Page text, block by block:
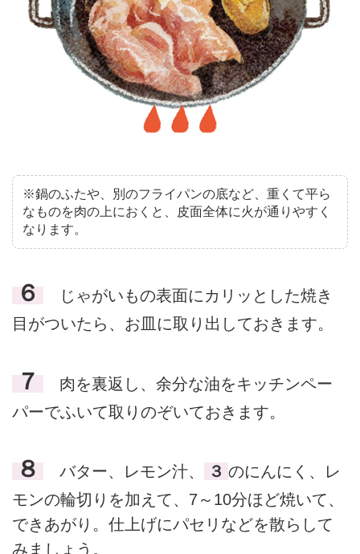
※鍋のふたや、別のフライパンの底など、重くて平ら
なものを肉の上におくと、皮面全体に火が通りやすく
なります。
６
じゃがいもの表面にカリッとした焼き
目がついたら、お皿に取り出しておきます。
７
肉を裏返し、余分な油をキッチンペー
パーでふいて取りのぞいておきます。
８ バター、レモン汁、 ３ のにんにく、レ
モンの輪切りを加えて、7～10分ほど焼いて、
できあがり。仕上げにパセリなどを散らして
みましょう。